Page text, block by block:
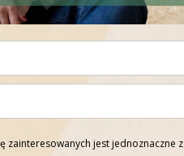
zainteresowanych jest jednoznaczne z